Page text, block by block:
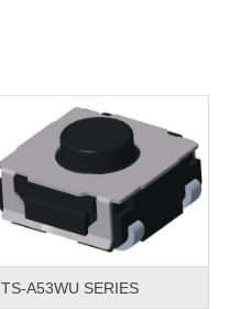
TS-A53WU SERIES